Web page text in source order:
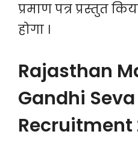
प्रमाण पत्र प्रस्तुत
होगा ।
Rajasthan
Gandhi
Recruitment